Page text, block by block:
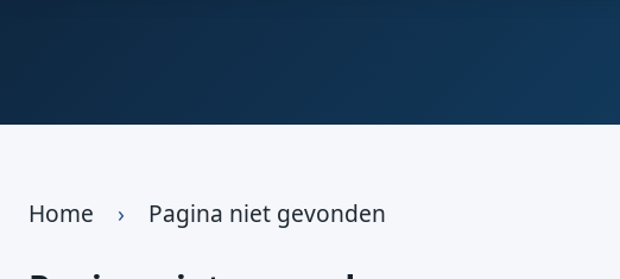
Home › Pagina niet gevonden